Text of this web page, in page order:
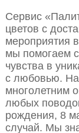
Сервис
цветов с
мероприятия
мы помогаем
чувства в
с любовью.
многолетним
любых
рождения, 8
случай. Мы